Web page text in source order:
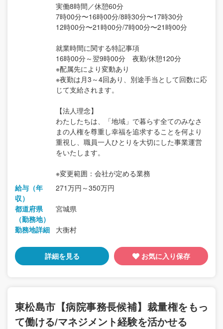
実働8時間／休憩60分
7時00分〜16時00分/8時30分〜17時30分
12時00分〜21時00分/7時00分〜21時00分
就業時間に関する特記事項
16時00分～翌9時00分 夜勤/休憩120分
※配属先により変動あり
※夜勤は月3～4回あり、別途手当として回数に応
じて支給されます。
【法人理念】
わたしたちは、「地域」で暮らす全てのみなさ
まの人権を尊重し幸福を追求することを何より
重視し、職員一人ひとりを大切にした事業運営
をいたします。
※変更範囲：会社が定める業務
給与（年
収）
271万円～350万円
都道府県
（勤務地）
宮城県
勤務地詳細 大衡村
詳細を見る お気に入り保存
東松島市【病院事務長候補】裁量権をもっ
て働ける/マネジメント経験を活かせる